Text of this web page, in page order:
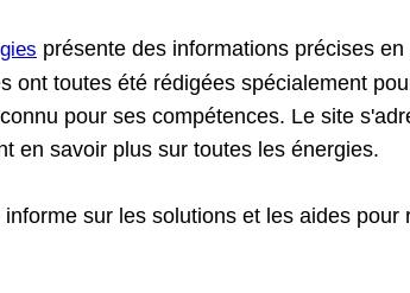
présente des informations précises en
ont toutes été rédigées spécialement
pour ses compétences. Le site
en savoir plus sur toutes les énergies.
sur les solutions et les aides pour